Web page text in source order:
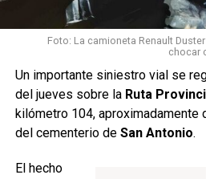
investigado para determinar con
episodio e intentar establecer la
La información se encuentra
investigación y podría ser
surjan nuevos datos oficiales.
Con información de FM Horizonte
Foto: La camioneta Renault
chocar
Un importante siniestro vial se
del jueves sobre la Ruta
kilómetro 104,
del cementerio de San Antonio.
El hecho